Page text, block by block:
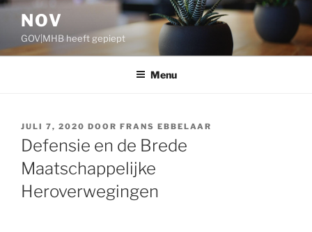
Ga
inhoud
NOV
GOV|MHB heeft gepiept
Menu
GEPLAATST
OP
JULI 7, 2020 DOOR FRANS EBBELAAR
Defensie en de Brede
Maatschappelijke
Heroverwegingen